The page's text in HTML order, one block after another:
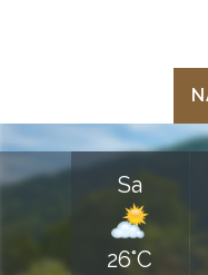
Sa
26°C